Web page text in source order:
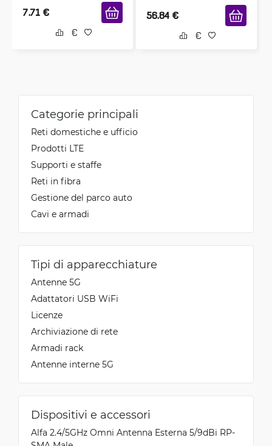
7.71 € 56.84 €
Categorie principali
Reti domestiche e ufficio
Prodotti LTE
Supporti e staffe
Reti in fibra
Gestione del parco auto
Cavi e armadi
Tipi di apparecchiature
Antenne 5G
Adattatori USB WiFi
Licenze
Archiviazione di rete
Armadi rack
Antenne interne 5G
Dispositivi e accessori
Alfa 2.4/5GHz Omni Antenna Esterna 5/9dBi RP-